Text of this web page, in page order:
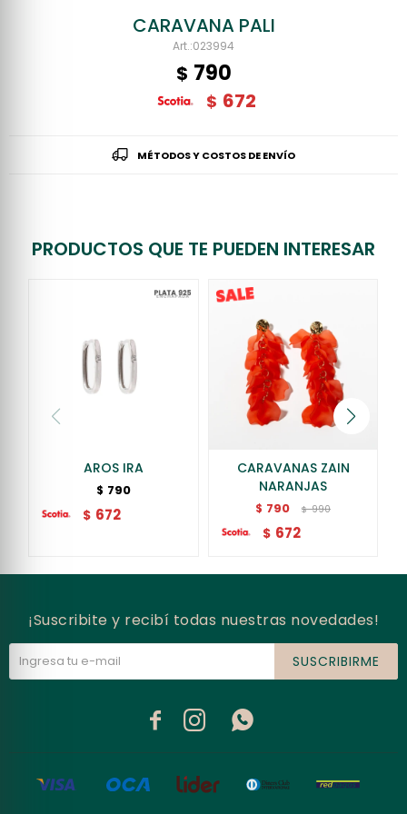
CARAVANA PALI
023994
$ 790
$ 672
MÉTODOS Y COSTOS DE ENVÍO
PRODUCTOS QUE TE PUEDEN INTERESAR
AROS IRA
$ 790
$ 672
CARAVANAS ZAIN
NARANJAS
$ 790 $ 990
$ 672
¡Suscribite y recibí todas nuestras novedades!
SUSCRIBIRME
  